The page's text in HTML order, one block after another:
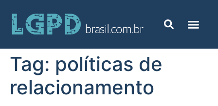
Tag: políticas de
relacionamento